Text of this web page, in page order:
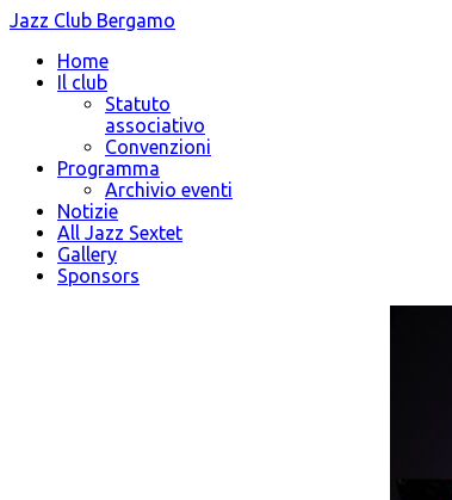
Jazz Club Bergamo
Home
Il club
Statuto
associativo
Convenzioni
Programma
Archivio eventi
Notizie
All Jazz Sextet
Gallery
Sponsors